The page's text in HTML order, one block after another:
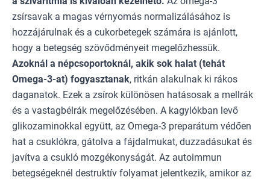
zsírsavak a magas vérnyomás normalizálásához is
hozzájárulnak és a cukorbetegek számára is ajánlott,
hogy a betegség szövődményeit megelőzhessük.
Azoknál a népcsoportoknál, akik sok halat (tehát
Omega-3-at) fogyasztanak, ritkán alakulnak ki rákos
daganatok. Ezek a zsírok különösen hatásosak a mellrák
és a vastagbélrák megelőzésében. A kagylókban levő
glikozaminokkal együtt, az Omega-3 preparátum védően
hat a csuklókra, gátolva a fájdalmukat, duzzadásukat és
javítva a csukló mozgékonyságát. Az autoimmun
betegségeknél destruktív folyamat jelentkezik, amikor az